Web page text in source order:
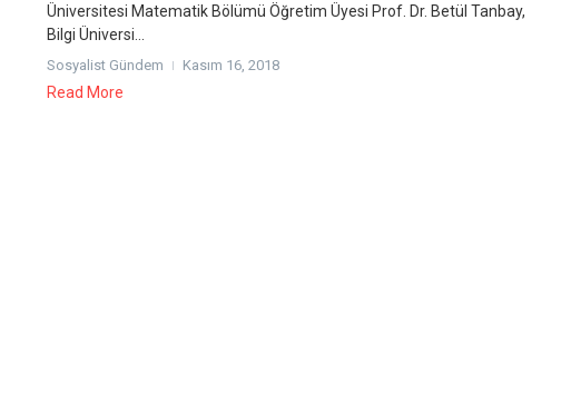
Üniversitesi Matematik Bölümü Öğretim Üyesi Prof. Dr. Betül Tanbay,
Bilgi Üniversi...
Sosyalist Gündem Kasım 16, 2018
Read More